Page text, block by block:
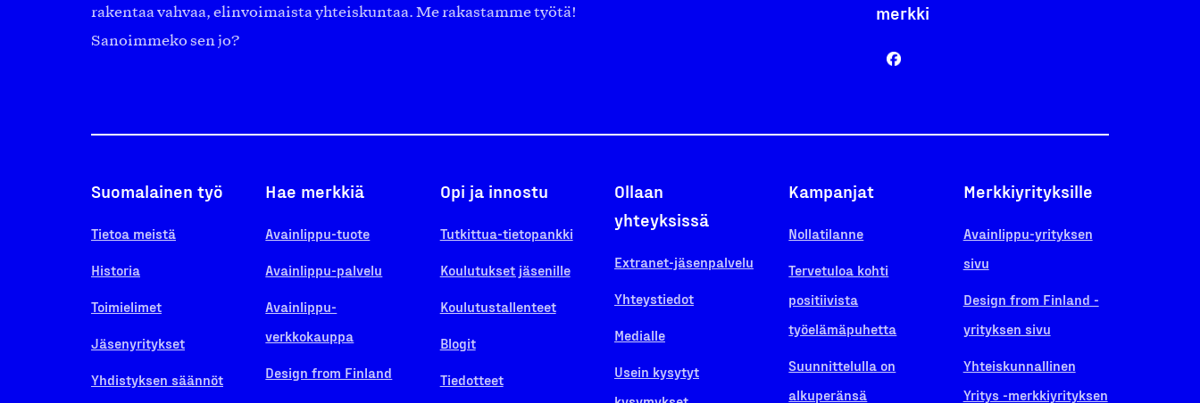
rakentaa vahvaa, elinvoimaista yhteiskuntaa. Me rakastamme työtä!
Sanoimmeko sen jo?
merkki
Suomalainen työ
Tietoa meistä
Historia
Toimielimet
Jäsenyritykset
Yhdistyksen säännöt
Hae merkkiä
Avainlippu-tuote
Avainlippu-palvelu
Avainlippu-
verkkokauppa
Design from Finland
Opi ja innostu
Tutkittua-tietopankki
Koulutukset jäsenille
Koulutustallenteet
Blogit
Tiedotteet
Ollaan
yhteyksissä
Extranet-jäsenpalvelu
Yhteystiedot
Medialle
Usein kysytyt
Kampanjat
Nollatilanne
Tervetuloa kohti
positiivista
työelämäpuhetta
Suunnittelulla on
alkuperänsä
Merkkiyrityksille
Avainlippu-yrityksen
sivu
Design from Finland -
yrityksen sivu
Yhteiskunnallinen
Yritys -merkkiyrityksen